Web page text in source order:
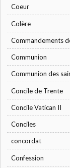
Coeur
Colère
Commandements
Communion
Communion des
Concile de Trente
Concile Vatican II
Conciles
concordat
Confession